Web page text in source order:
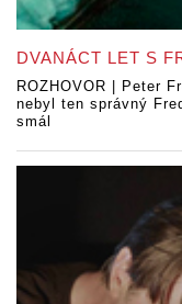
DVANÁCT LET S
ROZHOVOR | Peter
nebyl ten správný
smál